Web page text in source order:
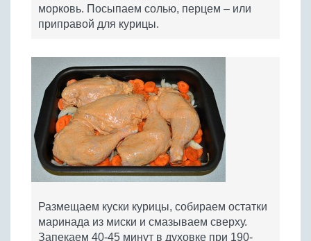
морковь. Посыпаем солью, перцем – или
приправой для курицы.
Размещаем куски курицы, собираем остатки
маринада из миски и смазываем сверху.
Запекаем 40-45 минут в духовке при 190-